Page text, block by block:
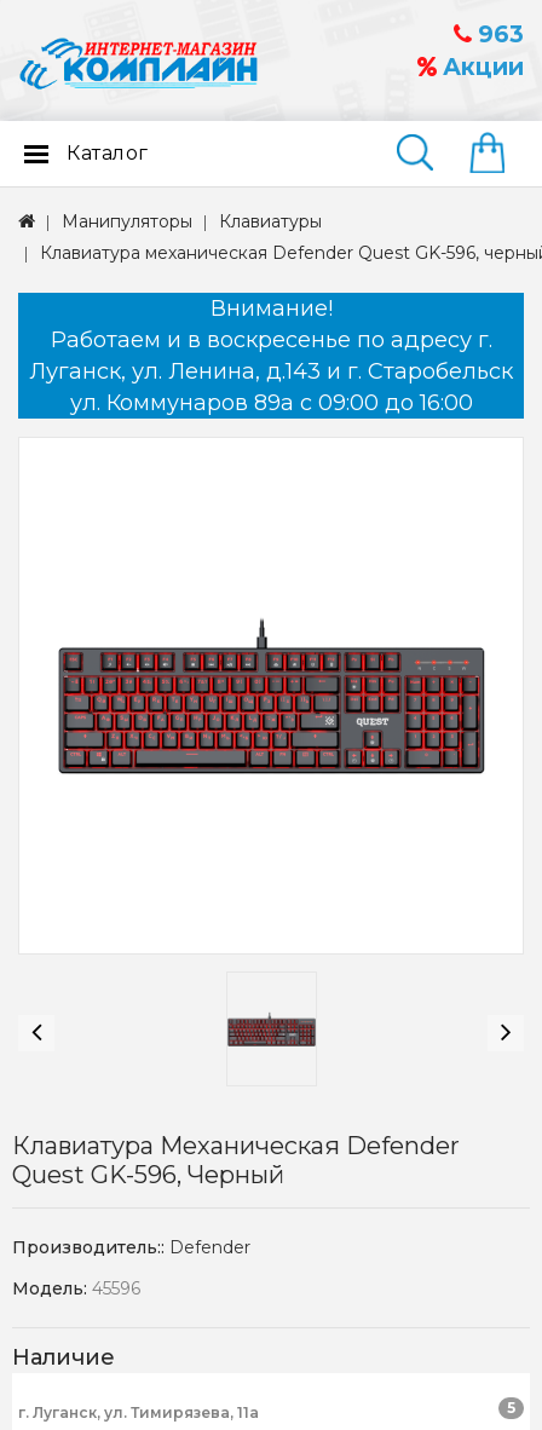
963
Акции
Найти
Каталог
Манипуляторы
Клавиатуры
Клавиатура механическая Defender Quest GK-596,
Внимание!
Работаем и в воскресенье по адресу г.
Луганск, ул. Ленина, д.143 и г. Старобельск
ул. Коммунаров 89а с 09:00 до 16:00
Клавиатура Механическая Defender
Quest GK-596, Черный
Производитель:: Defender
Модель: 45596
Наличие
г. Луганск, ул. Тимирязева, 11а 5